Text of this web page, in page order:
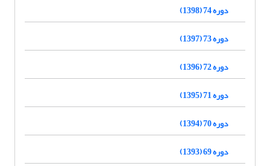
دوره 74 (1398)
دوره 73 (1397)
دوره 72 (1396)
دوره 71 (1395)
دوره 70 (1394)
دوره 69 (1393)